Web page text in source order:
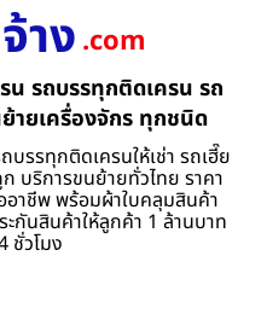
าง .com
น รถบรรทุกติดเครน รถ
ายเครื่องจักร ทุกชนิด
บรรทุกติดเครนให้เช่า รถเฮี๊ย
บริการขนย้ายทั่วไทย ราคา
าชีพ พร้อมผ้าใบคลุมสินค้า
กันสินค้าให้ลูกค้า 1 ล้านบาท
ชั่วโมง